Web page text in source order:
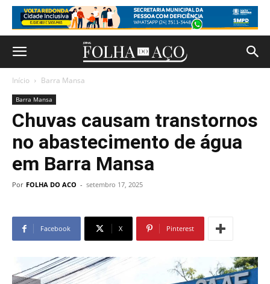
Início Barra Mansa
Barra Mansa
Chuvas causam transtornos
no abastecimento de água
em Barra Mansa
Por FOLHA DO ACO - setembro 17, 2025
Facebook X Pinterest